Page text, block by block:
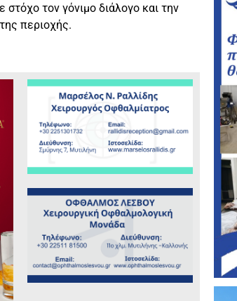
τον γόνιμο διάλογο και την
περιοχής.